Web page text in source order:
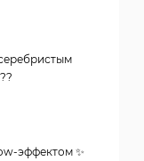
эффектом ✨